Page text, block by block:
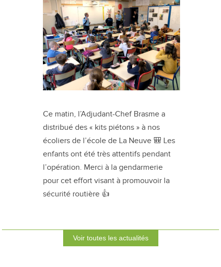
Ce matin, l’Adjudant-Chef Brasme a
distribué des « kits piétons » à nos
écoliers de l’école de La Neuve 🎒 Les
enfants ont été très attentifs pendant
l’opération. Merci à la gendarmerie
pour cet effort visant à promouvoir la
sécurité routière 👍
Voir toutes les actualités